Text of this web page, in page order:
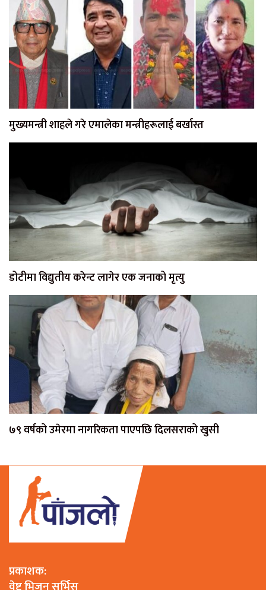
मुख्यमन्त्री शाहले गरे एमालेका मन्त्रीहरूलाई बर्खास्त
डोटीमा विद्युतीय करेन्ट लागेर एक जनाको मृत्यु
७९ वर्षको उमेरमा नागरिकता पाएपछि दिलसराको खुसी
प्रकाशक: